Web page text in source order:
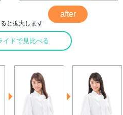
after
と拡大します
イドで見比べる